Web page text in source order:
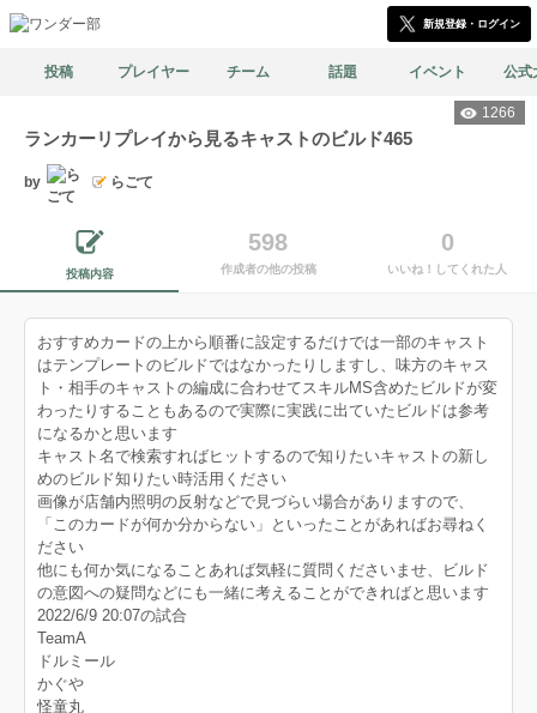
新規登録・ログイン
投稿 プレイヤー チーム 話題 イベント 公式
1266
ランカーリプレイから見るキャストのビルド465
by らごて
投稿内容
598
作成者の他の投稿
0
いいね！してくれた人
おすすめカードの上から順番に設定するだけでは一部のキャスト
はテンプレートのビルドではなかったりしますし、味方のキャス
ト・相手のキャストの編成に合わせてスキルMS含めたビルドが変
わったりすることもあるので実際に実践に出ていたビルドは参考
になるかと思います
キャスト名で検索すればヒットするので知りたいキャストの新し
めのビルド知りたい時活用ください
画像が店舗内照明の反射などで見づらい場合がありますので、
「このカードが何か分からない」といったことがあればお尋ねく
ださい
他にも何か気になることあれば気軽に質問くださいませ、ビルド
の意図への疑問などにも一緒に考えることができればと思います
2022/6/9 20:07の試合
TeamA
ドルミール
かぐや
怪童丸